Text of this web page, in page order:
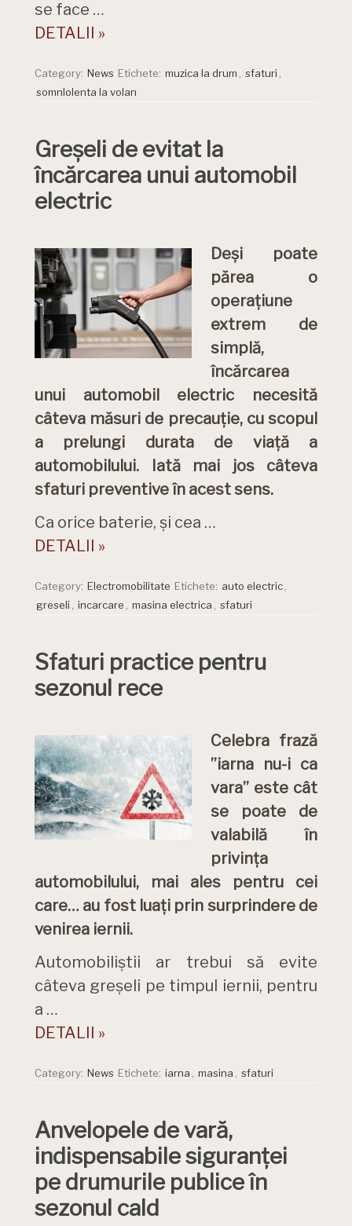
se face …
DETALII »
Category: News Etichete: muzica la drum sfaturi
somnlolenta la volan
Greșeli de evitat la
încărcarea unui automobil
electric
Deși poate
părea o
operațiune
extrem de
simplă,
încărcarea
unui automobil electric necesită
câteva măsuri de precauție, cu scopul
a prelungi durata de viață a
automobilului. Iată mai jos câteva
sfaturi preventive în acest sens.
Ca orice baterie, și cea …
DETALII »
Category: Electromobilitate Etichete: auto electric
greseli
incarcare masina electrica sfaturi
Sfaturi practice pentru
sezonul rece
Celebra frază
”iarna nu-i ca
vara” este cât
se poate de
valabilă în
privința
automobilului, mai ales pentru cei
care… au fost luați prin surprindere de
venirea iernii.
Automobiliștii ar trebui să evite
câteva greșeli pe timpul iernii, pentru
a …
DETALII »
Category: News Etichete: iarna masina sfaturi
Anvelopele de vară,
indispensabile siguranței
pe drumurile publice în
sezonul cald